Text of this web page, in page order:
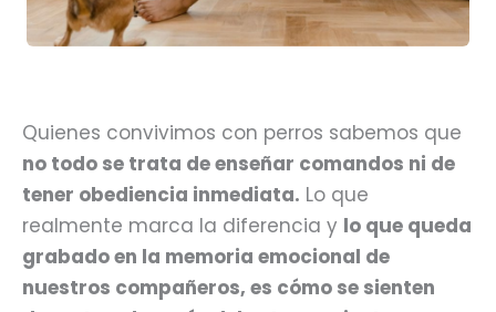
Quienes convivimos con perros sabemos que
no todo se trata de enseñar comandos ni de
tener obediencia inmediata. Lo que
realmente marca la diferencia y lo que queda
grabado en la memoria emocional de
nuestros compañeros, es cómo se sienten